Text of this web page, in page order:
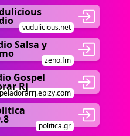
vudulicious.net
Salsa y
zeno.fm
Gospel
Rj
politica.gr